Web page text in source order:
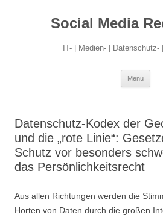
Social Media
IT- | Medien- | Datenschutz-
Menü
Datenschutz-Kodex der
und die „rote Linie“:
Schutz vor besonders
das Persönlichkeitsrecht
Aus allen Richtungen werden die
Horten von Daten durch die großen